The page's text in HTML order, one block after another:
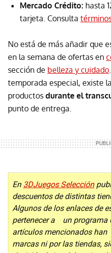
Mercado Crédito: hasta
tarjeta. Consulta
No está de más añadir que
en la semana de ofertas en
sección de belleza y cuidado
temporada especial, existe
productos durante el
punto de entrega.
En 3DJuegos Selección
descuentos de distintas
Algunos de los enlaces de
pertenecer a un programa
artículos mencionados
marcas ni por las tiendas,